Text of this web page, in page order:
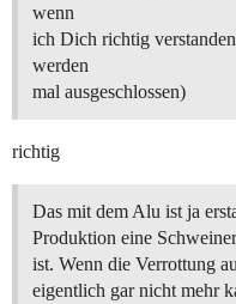
wenn
ich Dich richtig
werden
mal ausgeschlossen)
richtig
Das mit dem Alu ist ja
Produktion eine
ist. Wenn die Verrottung
eigentlich gar nicht mehr